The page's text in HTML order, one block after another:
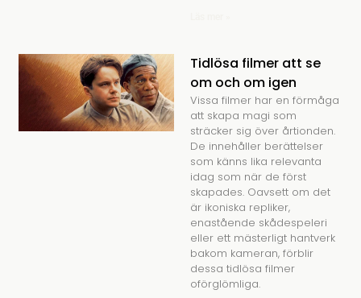
Tidlösa filmer att se
om och om igen
Vissa filmer har en förmåga
att skapa magi som
sträcker sig över årtionden.
De innehåller berättelser
som känns lika relevanta
idag som när de först
skapades. Oavsett om det
är ikoniska repliker,
enastående skådespeleri
eller ett mästerligt hantverk
bakom kameran, förblir
dessa tidlösa filmer
oförglömliga.